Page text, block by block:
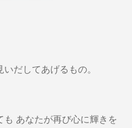
だしてあげるもの。
あなたが再び心に輝きを